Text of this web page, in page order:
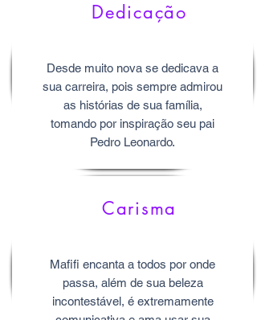
Dedicação
Desde muito nova se dedicava a
sua carreira, pois sempre admirou
as histórias de sua família,
tomando por inspiração seu pai
Pedro Leonardo.
Carisma
Mafifi encanta a todos por onde
passa, além de sua beleza
incontestável, é extremamente